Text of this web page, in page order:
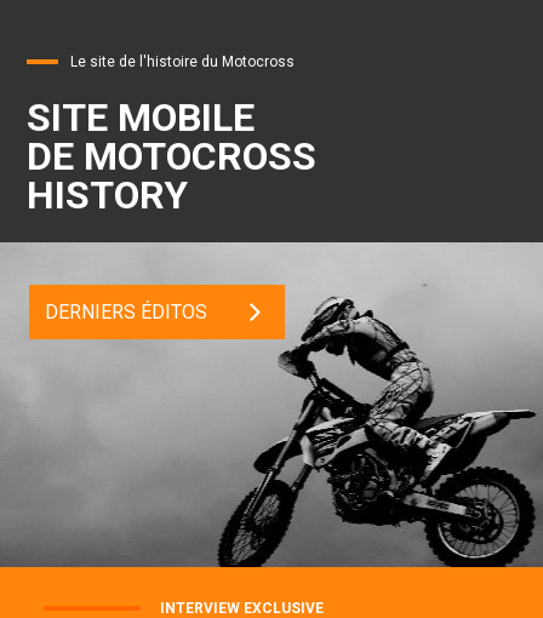
Le site de l'histoire du Motocross
SITE MOBILE
DE MOTOCROSS
HISTORY
DERNIERS ÉDITOS
INTERVIEW EXCLUSIVE